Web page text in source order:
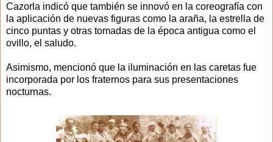
Cazorla indicó que también se innovó en la coreografía con
la aplicación de nuevas figuras como la araña, la estrella de
cinco puntas y otras tomadas de la época antigua como el
ovillo, el saludo.
Asimismo, mencionó que la iluminación en las caretas fue
incorporada por los fraternos para sus presentaciones
nocturnas.